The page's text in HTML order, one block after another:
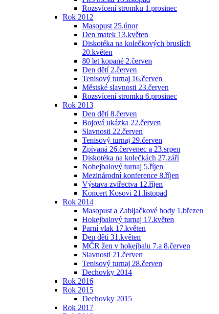
Rozsvícení stromku 1.prosinec
Rok 2012
Masopust 25.únor
Den matek 13.květen
Diskotéka na kolečkových bruslích
20.květen
80 let kopané 2.červen
Den dětí 2.červen
Tenisový turnaj 16.červen
Městské slavnosti 23.červen
Rozsvícení stromku 6.prosinec
Rok 2013
Den dětí 8.červen
Bojová ukázka 22.červen
Slavnosti 22.červen
Tenisový turnaj 29.červen
Zpívaná 26.červenec a 23.srpen
Diskotéka na kolečkách 27.září
Nohejbalový turnaj 5.říjen
Mezinárodní konference 8.říjen
Výstava zvířectva 12.říjen
Koncert Kosovi 21.listopad
Rok 2014
Masopust a Zabijačkové hody 1.březen
Hokejbalový turnaj 17.květen
Parní vlak 17.květen
Den dětí 31.květen
MČR žen v hokejbalu 7.a 8.červen
Slavnosti 21.červen
Tenisový turnaj 28.červen
Dechovky 2014
Rok 2016
Rok 2015
Dechovky 2015
Rok 2017